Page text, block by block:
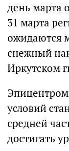
день марта
31 марта
ожидаются
снежный
Иркутском
условий
средней
достигать